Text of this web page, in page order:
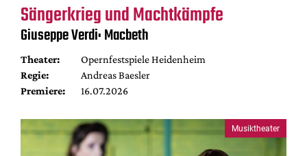
Sängerkrieg und Machtkämpfe
Giuseppe Verdi: Macbeth
Theater:
Opernfestspiele Heidenheim
Regie:
Andreas Baesler
Premiere:
16.07.2026
Musiktheater